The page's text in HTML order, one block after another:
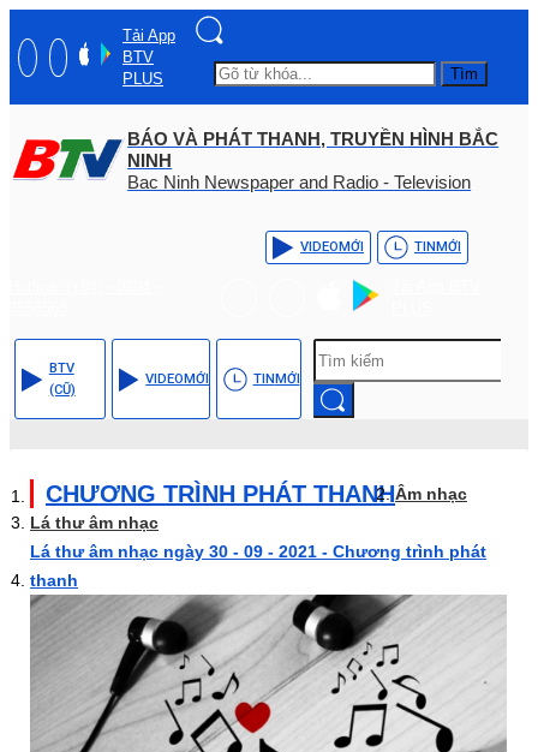
Tải App
BTV
PLUS
Tìm
BÁO VÀ PHÁT THANH, TRUYỀN HÌNH BẮC
NINH
Bac Ninh Newspaper and Radio - Television
VIDEOMỚI TINMỚI
BTV
(CŨ)
VIDEOMỚI TINMỚI
CHƯƠNG TRÌNH PHÁT THANHÂm nhạc
Lá thư âm nhạc
Lá thư âm nhạc ngày 30 - 09 - 2021 - Chương trình phát
thanh